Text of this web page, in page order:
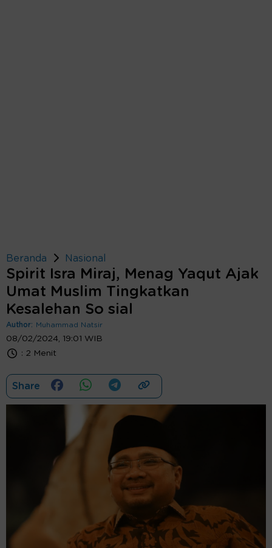
Beranda Nasional
Spirit Isra Miraj, Menag Yaqut Ajak
Umat Muslim Tingkatkan
Kesalehan So sial
Author: Muhammad Natsir
08/02/2024, 19:01 WIB
: 2 Menit
Share